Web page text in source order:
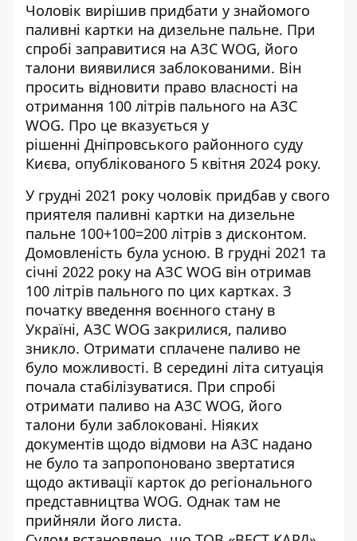
Чоловік вирішив придбати у знайомого
паливні картки на дизельне пальне. При
спробі заправитися на АЗС WOG, його
талони виявилися заблокованими. Він
просить відновити право власності на
отримання 100 літрів пального на АЗС
WOG. Про це вказується у
рішенні Дніпровського районного суду
Києва, опублікованого 5 квітня 2024 року.
У грудні 2021 року чоловік придбав у свого
приятеля паливні картки на дизельне
пальне 100+100=200 літрів з дисконтом.
Домовленість була усною. В грудні 2021 та
січні 2022 року на АЗС WOG він отримав
100 літрів пального по цих картках. З
початку введення воєнного стану в
Україні, АЗС WOG закрилися, паливо
зникло. Отримати сплачене паливо не
було можливості. В середині літа ситуація
почала стабілізуватися. При спробі
отримати паливо на АЗС WOG, його
талони були заблоковані. Ніяких
документів щодо відмови на АЗС надано
не було та запропоновано звертатися
щодо активації карток до регіонального
представництва WOG. Однак там не
прийняли його листа.